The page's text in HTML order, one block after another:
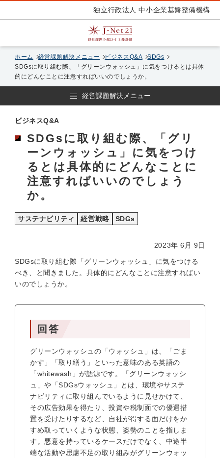
独立行政法人 中小企業基盤整備機構
ホーム 経営課題解決メニュー ビジネスQ&A
SDGs
SDGsに取り組む際、「グリーンウォッシュ」に気をつけるとは具体
的にどんなことに注意すればいいのでしょうか。
経営課題解決メニュー
ビジネスQ&A
SDGsに取り組む際、「グリ
ーンウォッシュ」に気をつけ
るとは具体的にどんなことに
注意すればいいのでしょう
か。
サステナビリティ 経営戦略 SDGs
2023年 6月 9日
SDGsに取り組む際「グリーンウォッシュ」に気をつける
べき、と聞きました。具体的にどんなことに注意すればい
いのでしょうか。
回答
グリーンウォッシュの「ウォッシュ」は、「ごま
かす」「取り繕う」といった意味のある英語の
「whitewash」が語源です。「グリーンウォッシ
ュ」や「SDGsウォッシュ」とは、環境やサステ
ナビリティに取り組んでいるように見せかけて、
その広告効果を得たり、投資や税制面での優遇措
置を受けたりするなど、自社が得する面だけをか
すめ取っていくような状態、姿勢のことを指しま
す。悪意を持っているケースだけでなく、中途半
端な活動や思慮不足の取り組みがグリーンウォッ